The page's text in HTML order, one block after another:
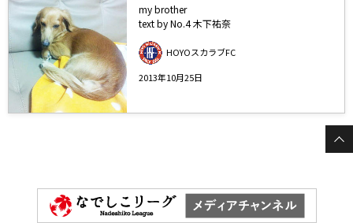
my brother
text by No.4 木下祐奈
HOYOスカラブFC
2013年10月25日